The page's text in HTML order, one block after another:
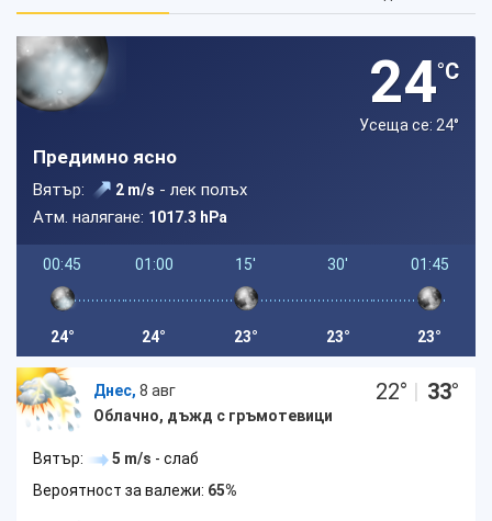
24°C
Усеща се: 24°
Предимно ясно
Вятър: 2 m/s - лек полъх
Атм. налягане: 1017.3 hPa
00:45
24°
01:00
24°
15'
23°
30'
23°
01:45
23°
Днес, 8 авг
Облачно, дъжд с гръмотевици
22° | 33°
Вятър: 5 m/s - слаб
Вероятност за валежи: 65%